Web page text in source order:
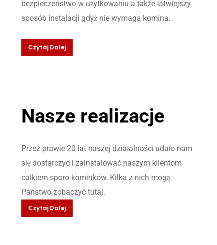
bezpieczeństwo w użytkowaniu a także łatwiejszy
sposób instalacji gdyż nie wymaga komina.
Czytaj Dalej
Nasze realizacje
Przez prawie 20 lat naszej działalności udało nam
się dostarczyć i zainstalować naszym klientom
całkiem sporo kominków. Kilka z nich mogą
Państwo zobaczyć tutaj.
Czytaj Dalej